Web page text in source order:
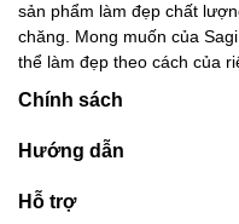
sản phẩm làm đẹp chất
chăng. Mong muốn của
thể làm đẹp theo cách của
Chính sách
Hướng dẫn
Hỗ trợ